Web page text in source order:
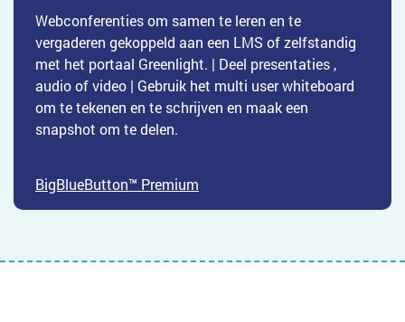
Webconferenties om samen te leren en te
vergaderen gekoppeld aan een LMS of zelfstandig
met het portaal Greenlight. | Deel presentaties ,
audio of video | Gebruik het multi user whiteboard
om te tekenen en te schrijven en maak een
snapshot om te delen.​
BigBlueButton™ Premium